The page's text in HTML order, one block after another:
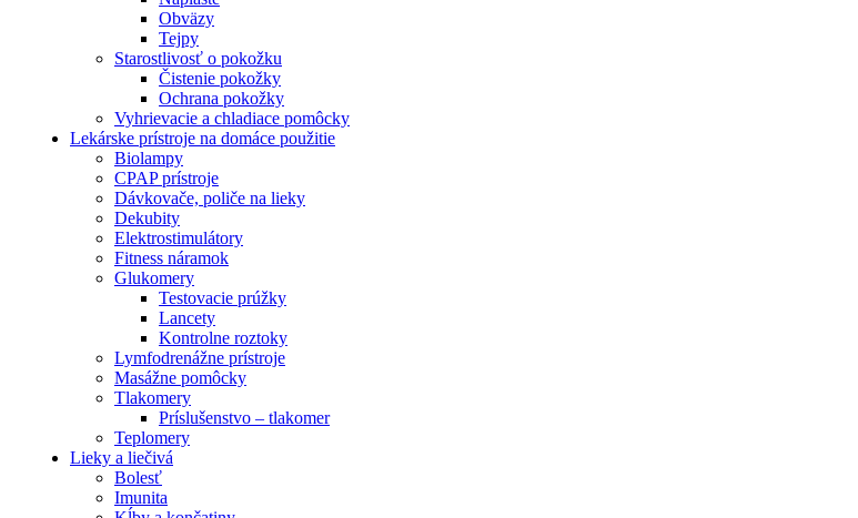
Obväzy
Tejpy
Starostlivosť o pokožku
Čistenie pokožky
Ochrana pokožky
Vyhrievacie a chladiace pomôcky
Lekárske prístroje na domáce použitie
Biolampy
CPAP prístroje
Dávkovače, poliče na lieky
Dekubity
Elektrostimulátory
Fitness náramok
Glukomery
Testovacie prúžky
Lancety
Kontrolne roztoky
Lymfodrenážne prístroje
Masážne pomôcky
Tlakomery
Príslušenstvo – tlakomer
Teplomery
Lieky a liečivá
Bolesť
Imunita